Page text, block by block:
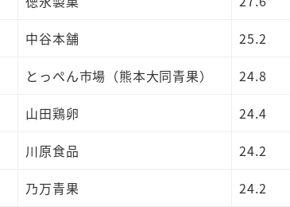
中谷本舗
25.2
とっぺん市場（熊本大同青果）
24.8
山田鶏卵
24.4
川原食品
24.2
乃万青果
24.2